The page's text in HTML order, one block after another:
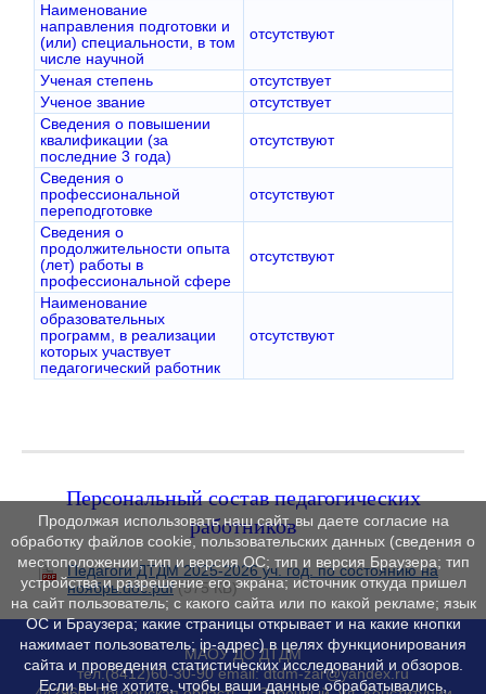
Наименование
направления подготовки и
(или) специальности, в том
числе научной
отсутствуют
Ученая степень
отсутствует
Ученое звание
отсутствует
Сведения о повышении
квалификации (за
последние 3 года)
отсутствуют
Сведения о
профессиональной
переподготовке
отсутствуют
Сведения о
продолжительности опыта
(лет) работы в
профессиональной сфере
отсутствуют
Наименование
образовательных
программ, в реализации
которых участвует
педагогический работник
отсутствуют
Персональный состав педагогических
работников
Педагоги ДТДМ 2025-2026 уч. год. по состоянию на
ноябрь.doc.pdf (575 КБ)
МАОУ ДО ДТДМ
тел.(8412)60-30-90 email: dtdm-zar@yandex.ru
Продолжая использовать наш сайт, вы даете согласие на
обработку файлов cookie, пользовательских данных (сведения о
местоположении; тип и версия ОС; тип и версия Браузера; тип
устройства и разрешение его экрана; источник откуда пришел
на сайт пользователь; с какого сайта или по какой рекламе; язык
ОС и Браузера; какие страницы открывает и на какие кнопки
нажимает пользователь; ip-адрес) в целях функционирования
сайта и проведения статистических исследований и обзоров.
Если вы не хотите, чтобы ваши данные обрабатывались,